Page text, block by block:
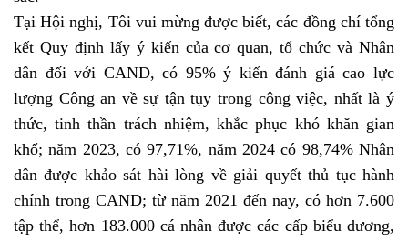
Tại Hội nghị, Tôi vui mừng được biết, các đồng chí tổng
kết Quy định lấy ý kiến của cơ quan, tổ chức và Nhân
dân đối với CAND, có 95% ý kiến đánh giá cao lực
lượng Công an về sự tận tụy trong công việc, nhất là ý
thức, tinh thần trách nhiệm, khắc phục khó khăn gian
khổ; năm 2023, có 97,71%, năm 2024 có 98,74% Nhân
dân được khảo sát hài lòng về giải quyết thủ tục hành
chính trong CAND; từ năm 2021 đến nay, có hơn 7.600
tập thể, hơn 183.000 cá nhân được các cấp biểu dương,